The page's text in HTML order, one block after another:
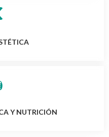
Y NUTRICIÓN